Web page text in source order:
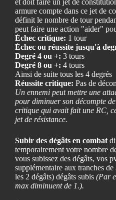
armure compte dans ce jet de
définit le nombre de tour
peut faire une action "aider"
Échec critique: 1 tour
Échec ou réussite jusqu'à
Degré 4 ou +: 3 tours
Degré 8 ou +: 4 tours
Ainsi de suite tous les 4 degrés
Réussite critique: Pas de
Un ennemi peut mettre une
pour diminuer son décompte
critique qui avait fait une RC,
jet de résistance.
Subir des dégâts en combat
temporairement votre nombre
vous subissez des dégâts, vos
supplémentaire aux tranches
les 2 dégâts) dégâts subis (Par
max diminuent de 1.).